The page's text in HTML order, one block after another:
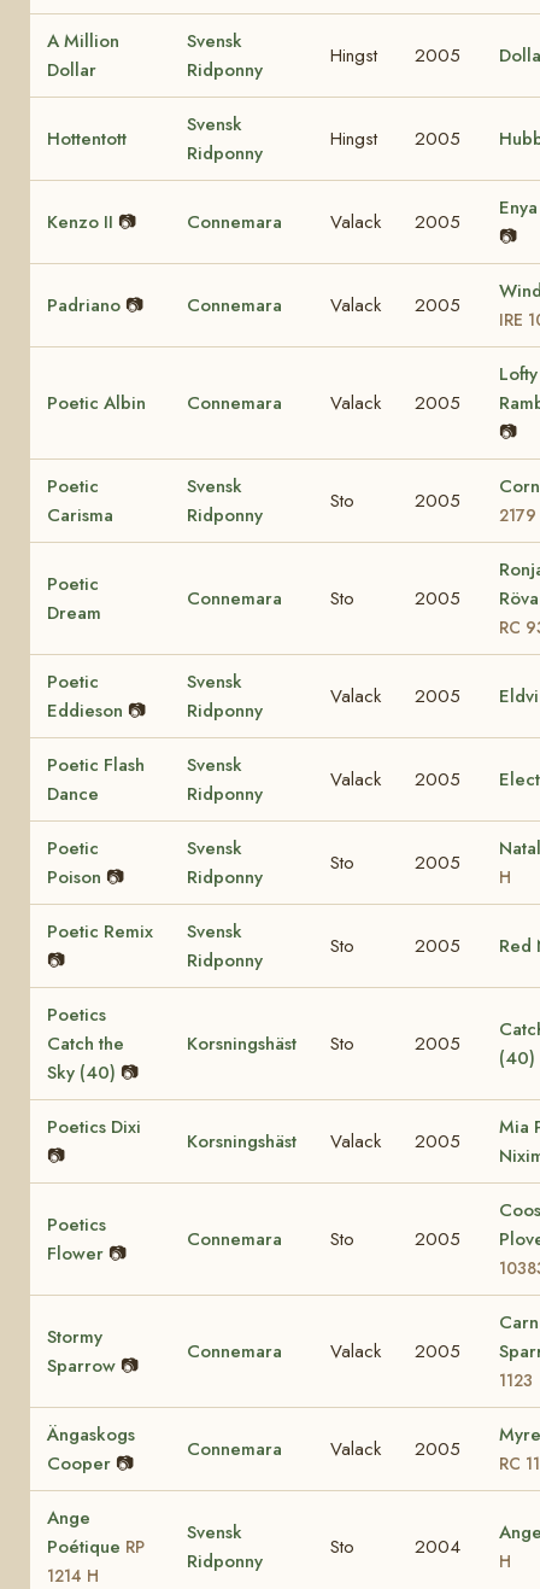
A Million
Dollar
Svensk
Ridponny
Hingst 2005
Hottentott
Svensk
Ridponny
Hingst 2005
Kenzo II 📷 Connemara Valack 2005
📷
Padriano 📷 Connemara Valack 2005
IRE
Poetic Albin Connemara Valack 2005
📷
Poetic
Carisma
Svensk
Ridponny
Sto 2005
2179
Poetic
Dream
Connemara Sto 2005
RC
Poetic
Eddieson 📷
Svensk
Ridponny
Valack 2005
Poetic Flash
Dance
Svensk
Ridponny
Valack 2005
Poetic
Poison 📷
Svensk
Ridponny
Sto 2005
H
Poetic Remix
📷
Svensk
Ridponny
Sto 2005 Red
Poetics
Catch the
Sky (40) 📷
Korsningshäst Sto 2005
(40)
Poetics Dixi
📷
Korsningshäst Valack 2005
Mia
Poetics
Flower 📷
Connemara Sto 2005
Stormy
Sparrow 📷
Connemara Valack 2005
1123
Ängaskogs
Cooper 📷
Connemara Valack 2005
RC
Ange
Poétique RP
1214 H
Svensk
Ridponny
Sto 2004
H